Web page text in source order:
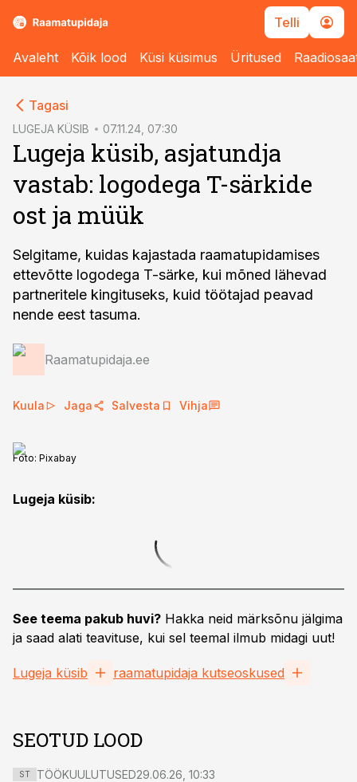
Telli
Avaleht Kõik lood Küsi küsimus Üritused
Tagasi
LUGEJA KÜSIB 07.11.24, 07:30
Lugeja küsib, asjatundja
vastab: logodega T-särkide
ost ja müük
Selgitame, kuidas kajastada raamatupidamises
ettevõtte logodega T-särke, kui mõned lähevad
partneritele kingituseks, kuid töötajad peavad
nende eest tasuma.
Raamatupidaja.ee
Kuula Jaga Salvesta Vihja
Foto: Pixabay
Lugeja küsib:
See teema pakub huvi? Hakka neid märksõnu jälgima
ja saad alati teavituse, kui sel teemal ilmub midagi uut!
Lugeja küsib raamatupidaja kutseoskused
SEOTUD LOOD
ST TÖÖKUULUTUSED29.06.26, 10:33